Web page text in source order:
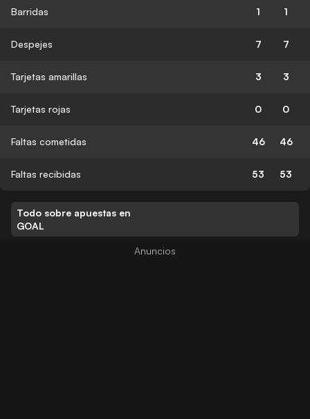
Barridas 1 1
Despejes 7 7
Tarjetas amarillas 3 3
Tarjetas rojas 0 0
Faltas cometidas 46 46
Faltas recibidas 53 53
Todo sobre apuestas en
GOAL